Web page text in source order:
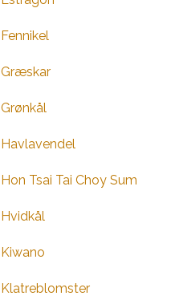
Fennikel
Græskar
Grønkål
Havlavendel
Hon Tsai Tai Choy Sum
Hvidkål
Kiwano
Klatreblomster